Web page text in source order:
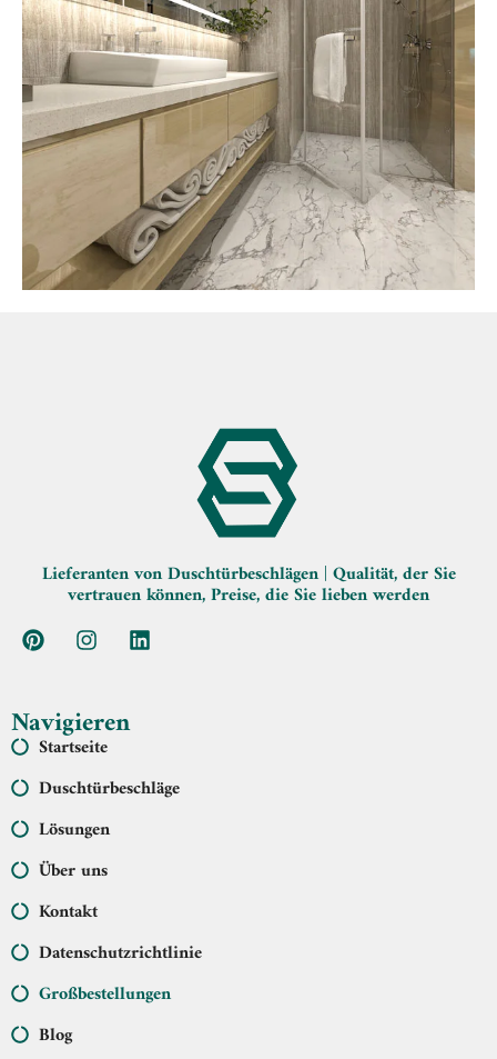
Lieferanten von Duschtürbeschlägen | Qualität, der Sie
vertrauen können, Preise, die Sie lieben werden
Navigieren
Startseite
Duschtürbeschläge
Lösungen
Über uns
Kontakt
Datenschutzrichtlinie
Großbestellungen
Blog